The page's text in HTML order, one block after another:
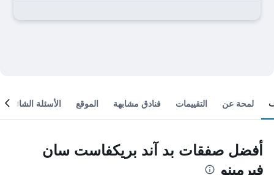
لمحة عن التقييمات فنادق مشابهة الموقع الأسئلة الشائعة
أفضل صفقات بد آند بريكفاست سان
فيرمينو